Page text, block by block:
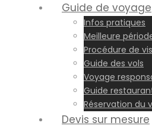
Guide de voyage
Infos pratiques
Meilleure
Procédure de
Guide des vols
Voyage
Guide
Réservation du
Devis sur mesure